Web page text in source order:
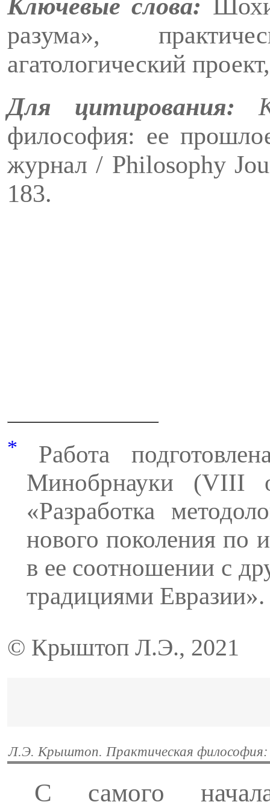
Ключевые слова:
разума»,
агатологический
Для цитирования:
философия: ее
журнал / Philosophy
183.
*
Работа
Минобрнауки (VIII
«Разработка
нового поколения по
в ее соотношении с
тра­дициями Евразии».
© Крыштоп Л.Э., 2021
Л.Э. Крыштоп. Практическая философия:
С самого